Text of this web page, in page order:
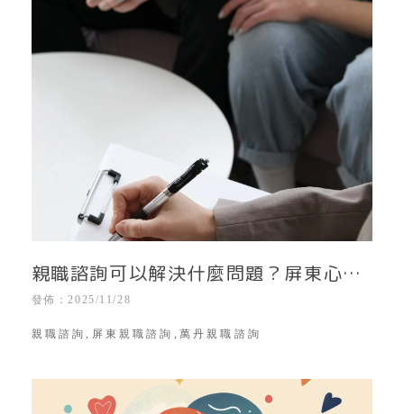
親職諮詢可以解決什麼問題？屏東心理
治療｜屏東心理諮商所｜屏東親職諮詢
｜屏東親職心理諮詢
發佈：2025/11/28
親職諮詢,屏東親職諮詢,萬丹親職諮詢